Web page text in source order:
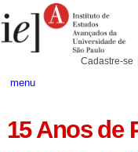
para
conteúdo.
Pessoais
Cadastre-se
menu
15 Anos de